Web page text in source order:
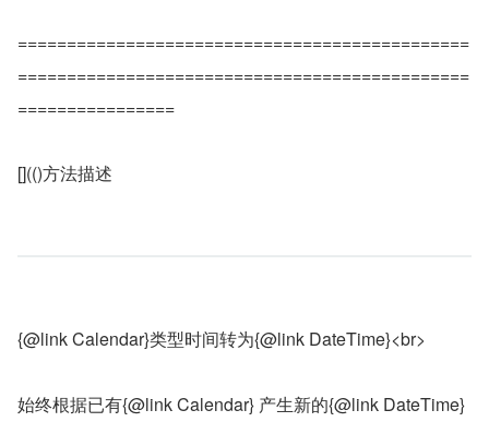
==============================================
==============================================
================
[](()方法描述
{@link Calendar}类型时间转为{@link DateTime}<br>
始终根据已有{@link Calendar} 产生新的{@link DateTime}